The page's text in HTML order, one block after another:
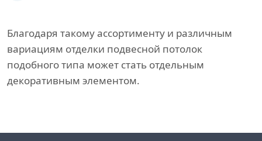
Благодаря такому ассортименту и различным
вариациям отделки подвесной потолок
подобного типа может стать отдельным
декоративным элементом.